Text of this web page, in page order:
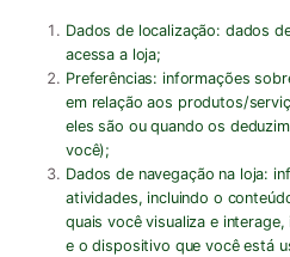
Dados de localização: dados
acessa a loja;
Preferências: informações
em relação aos produtos/
eles são ou quando os
você);
Dados de navegação na loja:
atividades, incluindo o
quais você visualiza e
e o dispositivo que você está